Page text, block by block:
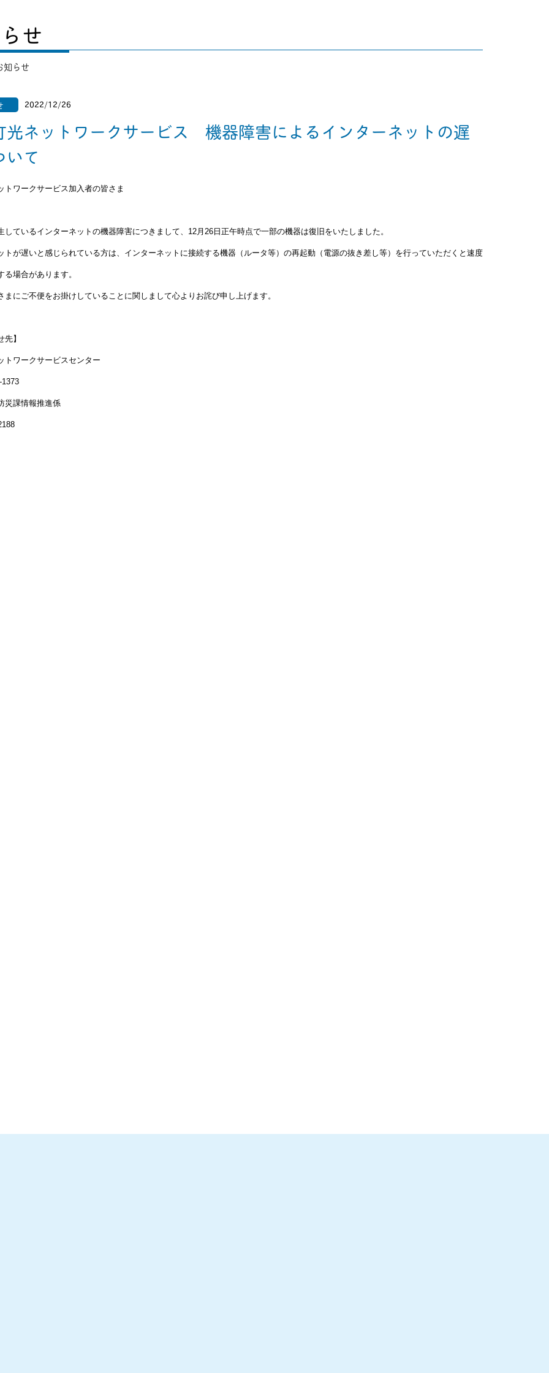
せ
知らせ
2022/12/26
光ネットワークサービス 機器障害によるインターネットの遅
いて
トワークサービス加入者の皆さま
しているインターネットの機器障害につきまして、12月26日正午時点で一部の機器は復旧をいたしました。
トが遅いと感じられている方は、インターネットに接続する機器（ルータ等）の再起動（電源の抜き差し等）を行っていただくと速度
る場合があります。
まにご不便をお掛けしていることに関しまして心よりお詫び申し上げます。
先】
トワークサービスセンター
災課情報推進係